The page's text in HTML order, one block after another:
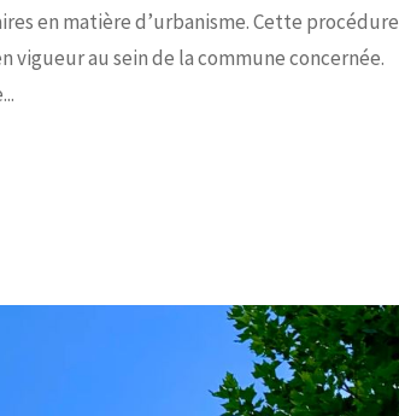
en matière d’urbanisme. Cette procédure
vigueur au sein de la commune concernée.